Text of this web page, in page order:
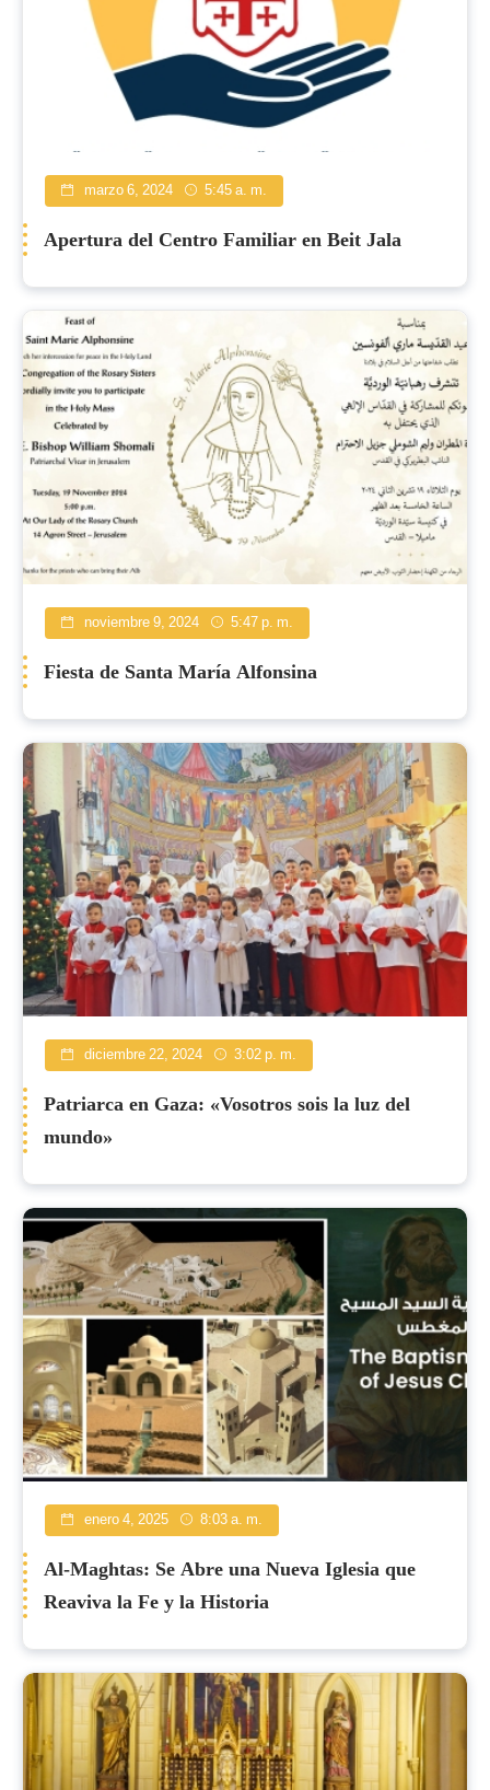
marzo 6, 2024 5:45 a. m.
Apertura del Centro Familiar en Beit Jala
noviembre 9, 2024 5:47 p. m.
Fiesta de Santa María Alfonsina
diciembre 22, 2024 3:02 p. m.
Patriarca en Gaza: «Vosotros sois la luz del
mundo»
enero 4, 2025 8:03 a. m.
Al-Maghtas: Se Abre una Nueva Iglesia que
Reaviva la Fe y la Historia